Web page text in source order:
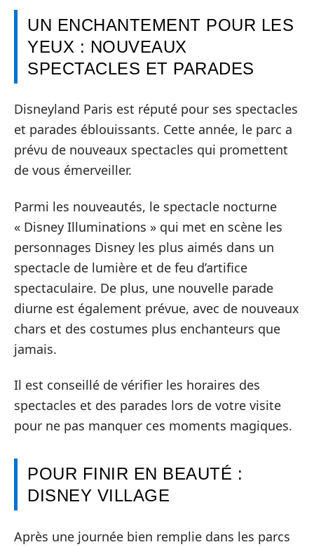
UN ENCHANTEMENT POUR LES
YEUX : NOUVEAUX
SPECTACLES ET PARADES
Disneyland Paris est réputé pour ses spectacles
et parades éblouissants. Cette année, le parc a
prévu de nouveaux spectacles qui promettent
de vous émerveiller.
Parmi les nouveautés, le spectacle nocturne
« Disney Illuminations » qui met en scène les
personnages Disney les plus aimés dans un
spectacle de lumière et de feu d’artifice
spectaculaire. De plus, une nouvelle parade
diurne est également prévue, avec de nouveaux
chars et des costumes plus enchanteurs que
jamais.
Il est conseillé de vérifier les horaires des
spectacles et des parades lors de votre visite
pour ne pas manquer ces moments magiques.
POUR FINIR EN BEAUTÉ :
DISNEY VILLAGE
Après une journée bien remplie dans les parcs